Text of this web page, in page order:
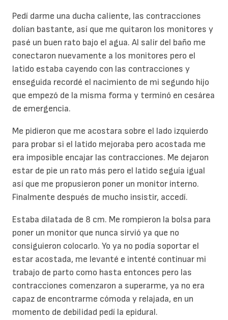
Pedí darme una ducha caliente, las contracciones
dolían bastante, así que me quitaron los monitores y
pasé un buen rato bajo el agua. Al salir del baño me
conectaron nuevamente a los monitores pero el
latido estaba cayendo con las contracciones y
enseguida recordé el nacimiento de mi segundo hijo
que empezó de la misma forma y terminó en cesárea
de emergencia.
Me pidieron que me acostara sobre el lado izquierdo
para probar si el latido mejoraba pero acostada me
era imposible encajar las contracciones. Me dejaron
estar de pie un rato más pero el latido seguía igual
así que me propusieron poner un monitor interno.
Finalmente después de mucho insistir, accedí.
Estaba dilatada de 8 cm. Me rompieron la bolsa para
poner un monitor que nunca sirvió ya que no
consiguieron colocarlo. Yo ya no podía soportar el
estar acostada, me levanté e intenté continuar mi
trabajo de parto como hasta entonces pero las
contracciones comenzaron a superarme, ya no era
capaz de encontrarme cómoda y relajada, en un
momento de debilidad pedí la epidural.